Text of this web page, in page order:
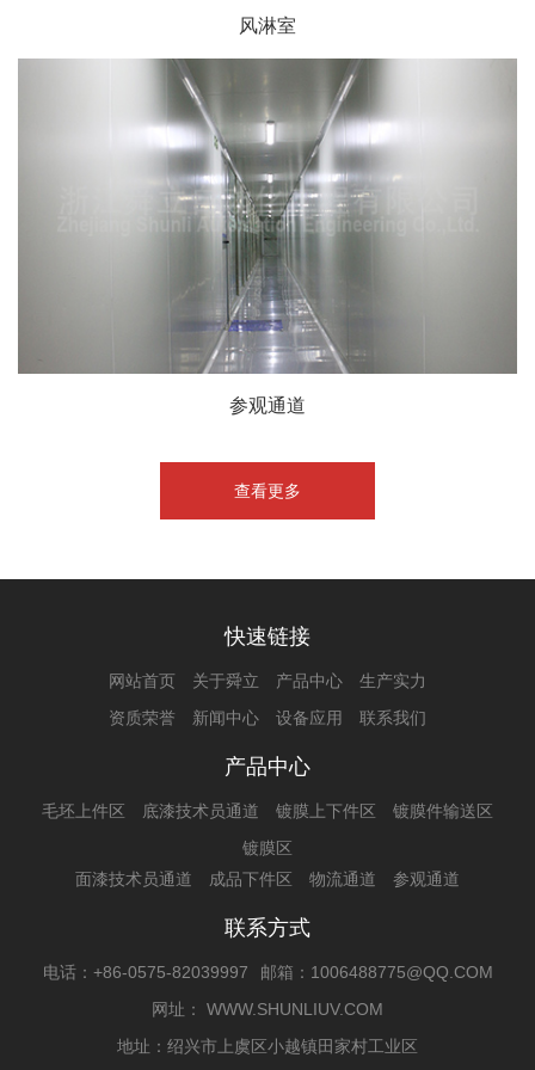
风淋室
参观通道
查看更多
快速链接
网站首页 关于舜立 产品中心
生产实力
资质荣誉
新闻中心 设备应用 联系我们
产品中心
毛坯上件区 底漆技术员通道 镀膜上下件区
镀膜件输送区
镀膜区
面漆技术员通道
成品下件区 物流通道 参观通道
联系方式
电话：+86-0575-82039997
邮箱：1006488775@QQ.COM
网址： WWW.SHUNLIUV.COM
地址：绍兴市上虞区小越镇田家村工业区